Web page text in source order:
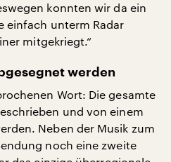
konnten wir da ein
einfach unterm Radar
mitgekriegt.“
werden
Wort: Die gesamte
und von einem
Neben der Musik zum
noch eine zweite